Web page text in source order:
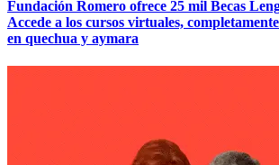
Fundación Romero ofrece 25 mil Becas
Accede a los cursos virtuales,
en quechua y aymara